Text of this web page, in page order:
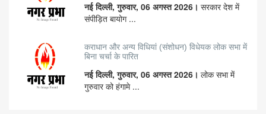
नई दिल्ली, गुरुवार, 06 अगस्त 2026। सरकार देश में
संपीड़ित बायोग ...
कराधान और अन्य विधियां (संशोधन) विधेयक लोक सभा में
बिना चर्चा के पारित
नई दिल्ली, गुरुवार, 06 अगस्त 2026। लोक सभा में
गुरुवार को हंगामे ...